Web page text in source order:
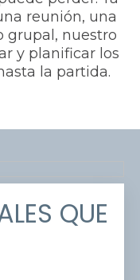
reunión, una
grupal, nuestro
y planificar los
la partida.
QUE